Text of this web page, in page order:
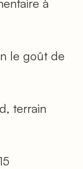
à
le goût de
terrain